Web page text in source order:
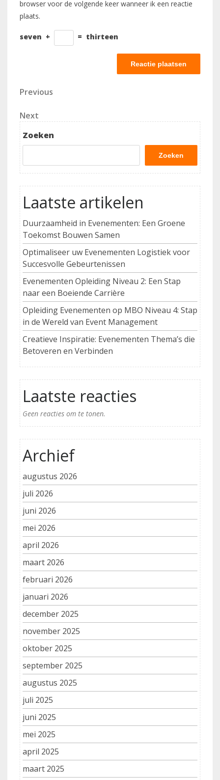
browser voor de volgende keer wanneer ik een reactie
plaats.
seven + = thirteen
Berichtnavigatie
Previous
Previous
Next
Post
Next
Zoeken
Zoeken
Laatste artikelen
Duurzaamheid in Evenementen: Een Groene
Toekomst Bouwen Samen
Optimaliseer uw Evenementen Logistiek voor
Succesvolle Gebeurtenissen
Evenementen Opleiding Niveau 2: Een Stap
naar een Boeiende Carrière
Opleiding Evenementen op MBO Niveau 4: Stap
in de Wereld van Event Management
Creatieve Inspiratie: Evenementen Thema’s die
Betoveren en Verbinden
Laatste reacties
Geen reacties om te tonen.
Archief
augustus 2026
juli 2026
juni 2026
mei 2026
april 2026
maart 2026
februari 2026
januari 2026
december 2025
november 2025
oktober 2025
september 2025
augustus 2025
juli 2025
juni 2025
mei 2025
april 2025
maart 2025